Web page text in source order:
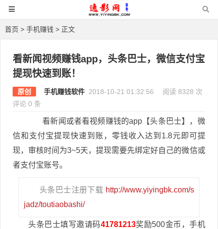
首页 > 手机赚钱 > 正文
看新闻视频赚钱app，头条巴士，微信支付宝
提现快速到账！
原创 手机赚钱软件 2018-10-21 01:32:56
阅读 8328 次
评论 0 条
看新闻或者看视频赚钱的app【头条巴士】，微
信和支付宝提现快速到账，零钱收入达到1.8元即可提
现，审核时间为3~5天，提现需要先绑定好自己的微信或
者支付宝账号。
头条巴士注册下载 http://www.yiyingbk.com/s
jadz/toutiaobashi/
头条巴士填写邀请码41781213奖励500金币，手机